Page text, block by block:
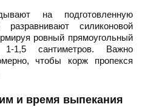
на подготовленную
силиконовой
ровный прямоугольный
1,5 сантиметров. Важно
чтобы корж пропекся
и время выпекания